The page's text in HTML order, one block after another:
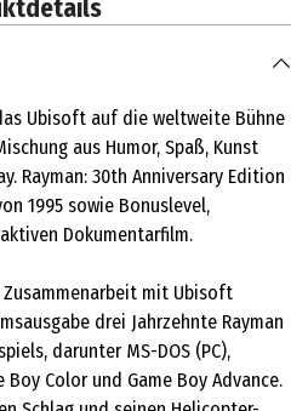
Ubisoft auf die weltweite Bühne
aus Humor, Spaß, Kunst
Rayman: 30th Anniversary Edition
1995 sowie Bonuslevel,
Dokumentarfilm.
mit Ubisoft
drei Jahrzehnte Rayman
darunter MS-DOS (PC),
Boy Color und Game Boy Advance.